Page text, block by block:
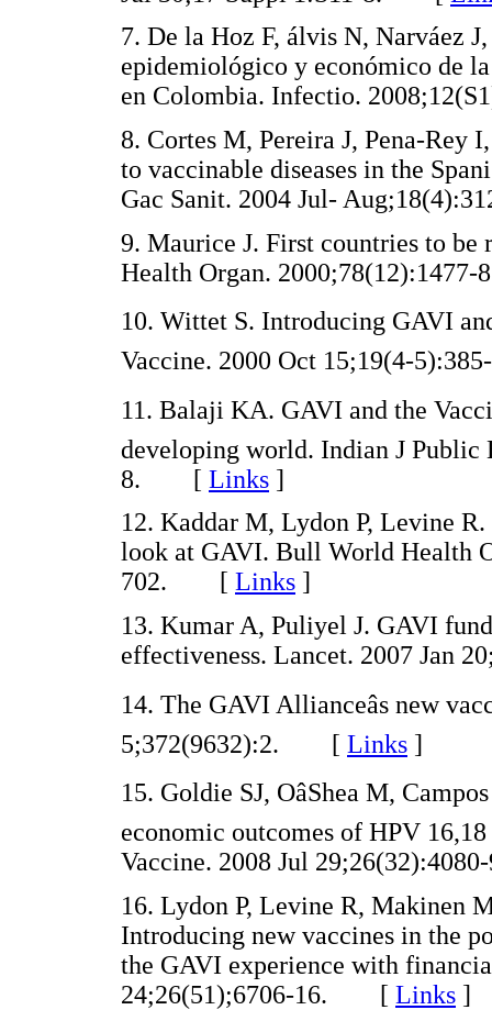
7. De la Hoz F, álvis N, Narváez
epidemiológico y económico de
en Colombia. Infectio.
8. Cortes M, Pereira J, Pena-Rey
to vaccinable diseases in the
Gac Sanit. 2004 Jul-
9. Maurice J. First countries to
Health Organ.
10. Wittet S. Introducing GAVI
Vaccine. 2000 Oct 15;19(4-
11. Balaji KA. GAVI and the
developing world. Indian J Public
8. [ Links ]
12. Kaddar M, Lydon P, Levine
look at GAVI. Bull World Health
702. [ Links ]
13. Kumar A, Puliyel J. GAVI
effectiveness. Lancet. 2007
14. The GAVI Allianceâs new
5;372(9632):2. [ Links ]
15. Goldie SJ, OâShea M,
economic outcomes of HPV
Vaccine. 2008 Jul
16. Lydon P, Levine R, Makinen
Introducing new vaccines in the
the GAVI experience with
24;26(51);6706-16. [ Links ]